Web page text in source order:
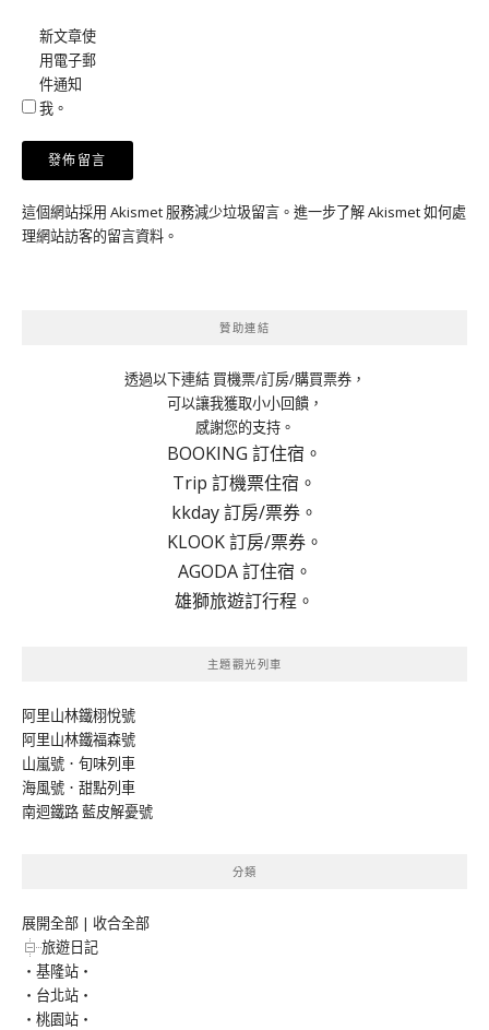
新文章使
用電子郵
件通知
我。
這個網站採用 Akismet 服務減少垃圾留言。 進一步了解 Akismet 如何處
理網站訪客的留言資料 。
贊助連結
透過以下連結 買機票/訂房/購買票券，
可以讓我獲取小小回饋，
感謝您的支持。
BOOKING 訂住宿。
Trip 訂機票住宿。
kkday 訂房/票券。
KLOOK 訂房/票券。
AGODA 訂住宿。
雄獅旅遊訂行程。
主題觀光列車
阿里山林鐵栩悅號
阿里山林鐵福森號
山嵐號．旬味列車
海風號．甜點列車
南迴鐵路 藍皮解憂號
分類
展開全部 | 收合全部
旅遊日記
‧基隆站‧
‧台北站‧
‧桃園站‧